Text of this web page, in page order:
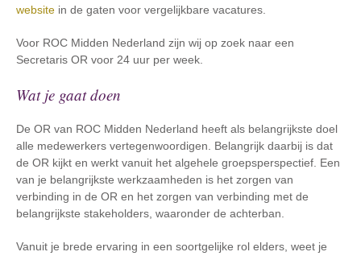
website in de gaten voor vergelijkbare vacatures.
Voor ROC Midden Nederland zijn wij op zoek naar een
Secretaris OR voor 24 uur per week.
Wat je gaat doen
De OR van ROC Midden Nederland heeft als belangrijkste doel
alle medewerkers vertegenwoordigen. Belangrijk daarbij is dat
de OR kijkt en werkt vanuit het algehele groepsperspectief. Een
van je belangrijkste werkzaamheden is het zorgen van
verbinding in de OR en het zorgen van verbinding met de
belangrijkste stakeholders, waaronder de achterban.
Vanuit je brede ervaring in een soortgelijke rol elders, weet je